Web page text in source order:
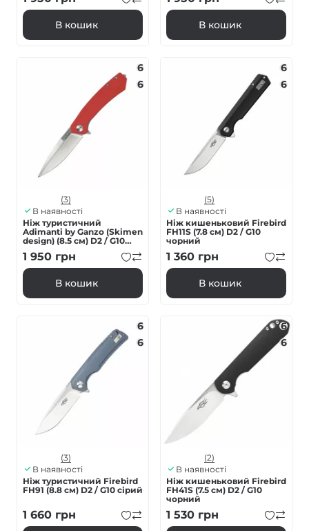
В кошик В кошик
6
6
(3)
В наявності
Нiж туристичний
Adimanti by Ganzo (Skimen
design) (8.5 см) D2 / G10
червоний
1 950 грн
В кошик
6
6
(5)
В наявності
Ніж кишеньковий Firebird
FH11S (7.8 см) D2 / G10
чорний
1 360 грн
В кошик
6
6
(3)
В наявності
Ніж туристичний Firebird
FH91 (8.8 см) D2 / G10 сірий
1 660 грн
6
6
(2)
В наявності
Ніж кишеньковий Firebird
FH41S (7.5 см) D2 / G10
чорний
1 530 грн